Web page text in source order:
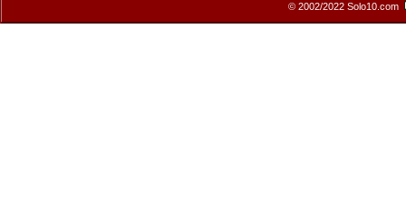
© 2002/2022 Solo10.com